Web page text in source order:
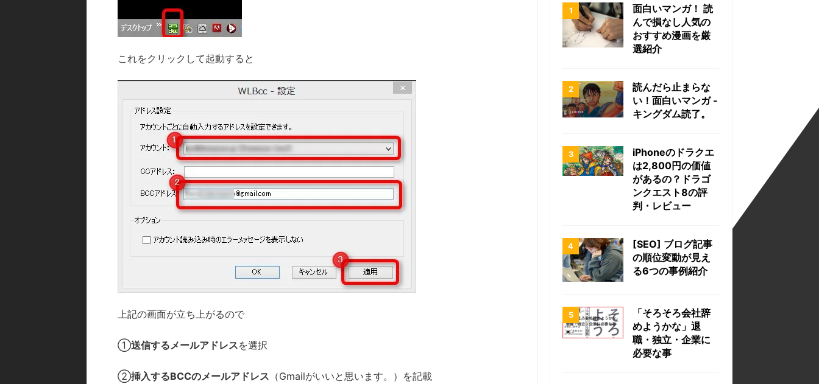
これをクリックして起動すると
上記の画面が立ち上がるので
①送信するメールアドレスを選択
②挿入するBCCのメールアドレス （Gmailがいいと思います。）を記載
面白いマンガ！ 読
んで損なし人気の
おすすめ漫画を厳
選紹介
読んだら止まらな
い！面白いマンガ -
キングダム読了。
iPhoneのドラクエ
は2,800円の価値
があるの？ドラゴ
ンクエスト8の評
判・レビュー
[SEO] ブログ記事
の順位変動が見え
る6つの事例紹介
「そろそろ会社辞
めようかな」退
職・独立・企業に
必要な事